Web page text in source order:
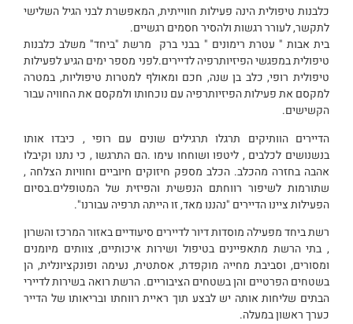
כלבנות טיפולית הינה פעילות חווייתית, המאפשרת לבני הגיל השלישי
לתקשר, לעורר רגשות ולהסיר חסמים רגשיים.
בית אבות " עטרת רימונים " בבני ברק מרשת "ביחד" משלב כלבנות
טיפולית במפגשי הפיזיותרפיה לדיירים.לפני מספר ימים הגיע לפעילות
טיפולית רופי, כלב בן שנה, חכם ומאולף למטרות טיפוליות, במטרה
למקסם את פעילות הפיזיותרפיה עם נוכחותו ולמקסם את החוויה עבור
הקשישים.
הדיירים הוותיקים תרגלו תרגילים שונים עם רופי , כיבדו אותו
בנשנושים לכלבים , ליטפו ושוחחו עימו .הם התרגשו , כי נתנו וקיבלו
אהבה בחזרה מהכלב. הכלב מספק חיזוקים חיוביים וחוויות הצלחה ,
שתורמות לשיפור רווחתם הנפשית והפיזית של המטופלים.בסיום
הפעילות ציינו הדיירים "נהננו מאד, זו הייתה תרפיה עבורנו".
רשת ביחד מפעילה מוסדות דיור לדיירים סיעודיים באזור המרכז והשרון
, בתי הרשת מתאפיינים בטיפול ושירות איכותיים, צוותים מיומנים
ומסורים, וסביבת מחייה מוקפדת, אסתטית, נעימה ופונקציונלית, הן
בשטחים הפרטיים והן בשטחים הציבוריים. הרשת רואה בשירות לדיירי
הבתים שליחות אותה יש לבצע תוך ראיית רווחתו ובריאותו של הדייר
כערך ראשון במעלה.